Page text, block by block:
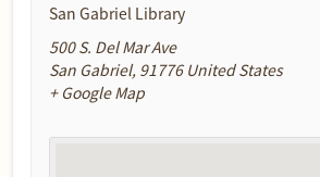
San Gabriel Library
500 S. Del Mar Ave
San Gabriel, 91776 United States
+ Google Map